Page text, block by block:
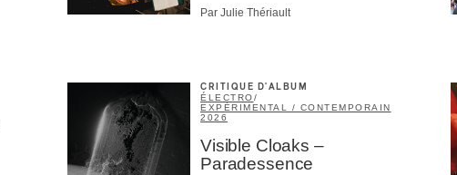
Par Julie Thériault
CRITIQUE D'ALBUM
ÉLECTRO/
EXPÉRIMENTAL / CONTEMPORAIN
2026
Visible Cloaks –
Paradessence